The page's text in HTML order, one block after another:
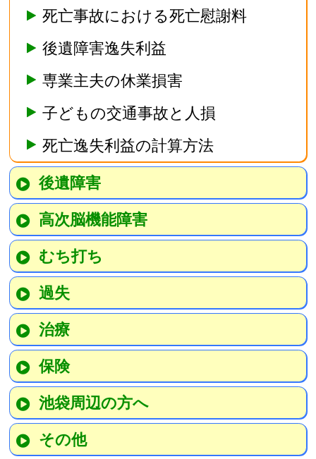
死亡事故における死亡慰謝料
後遺障害逸失利益
専業主夫の休業損害
子どもの交通事故と人損
死亡逸失利益の計算方法
後遺障害
高次脳機能障害
むち打ち
過失
治療
保険
池袋周辺の方へ
その他